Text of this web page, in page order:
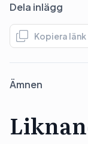
Dela inlägg
Kopiera länk
Ämnen